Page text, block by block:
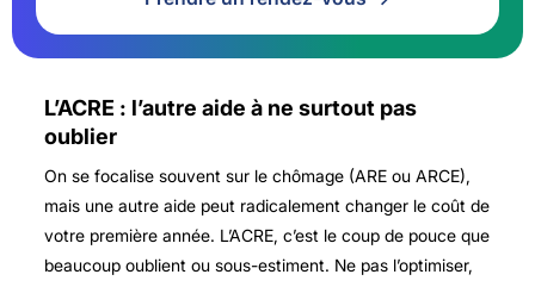
L’ACRE : l’autre aide à ne surtout pas
oublier
On se focalise souvent sur le chômage (ARE ou ARCE),
mais une autre aide peut radicalement changer le coût de
votre première année. L’ACRE, c’est le coup de pouce que
beaucoup oublient ou sous-estiment. Ne pas l’optimiser,